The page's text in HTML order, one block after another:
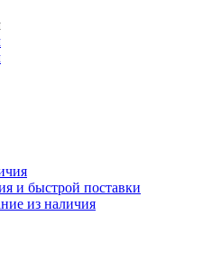
и быстрой поставки